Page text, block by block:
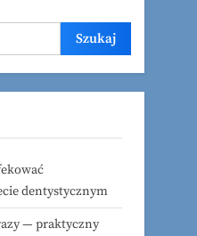
Szukaj
dentystycznym
— praktyczny